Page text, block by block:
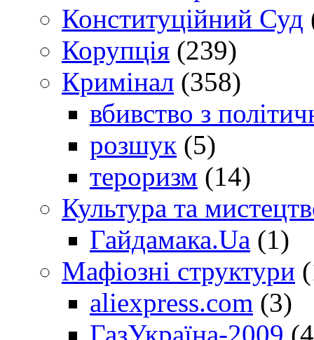
Конституційний Суд
Корупція (239)
Кримінал (358)
вбивство з
розшук (5)
тероризм (14)
Культура та
Гайдамака.Ua (1)
Мафіозні структури
aliexpress.com (3)
ГазУкраїна-2009